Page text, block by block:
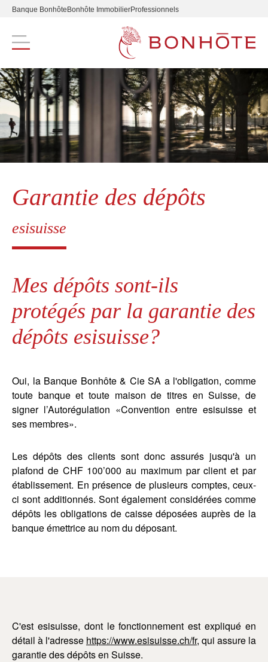
Banque Bonhôte Bonhôte ImmobilierProfessionnels
Navigation principale
Garantie des dépôts
esisuisse
Mes dépôts sont-ils
protégés par la garantie des
dépôts esisuisse?
Oui, la Banque Bonhôte & Cie SA a l'obligation, comme
toute banque et toute maison de titres en Suisse, de
signer l’Autorégulation «Convention entre esisuisse et
ses membres».
Les dépôts des clients sont donc assurés jusqu'à un
plafond de CHF 100’000 au maximum par client et par
établissement. En présence de plusieurs comptes, ceux-
ci sont additionnés. Sont également considérées comme
dépôts les obligations de caisse déposées auprès de la
banque émettrice au nom du déposant.
C'est esisuisse, dont le fonctionnement est expliqué en
détail à l'adresse https://www.esisuisse.ch/fr, qui assure la
garantie des dépôts en Suisse.